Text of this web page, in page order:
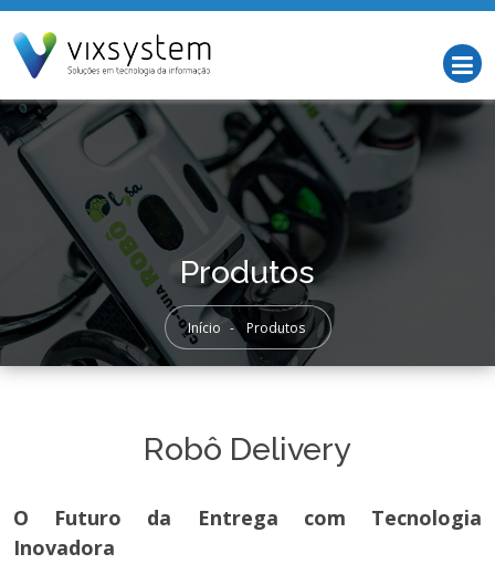
Produtos
Início - Produtos
Robô Delivery
O Futuro da Entrega com Tecnologia
Inovadora